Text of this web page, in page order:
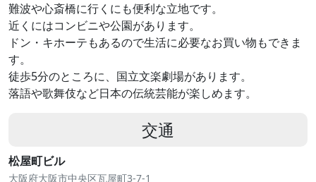
難波や心斎橋に行くにも便利な立地です。
近くにはコンビニや公園があります。
ドン・キホーテもあるので生活に必要なお買い物もできま
す。
徒歩5分のところに、国立文楽劇場があります。
落語や歌舞伎など日本の伝統芸能が楽しめます。
交通
松屋町ビル
大阪府大阪市中央区瓦屋町3-7-1